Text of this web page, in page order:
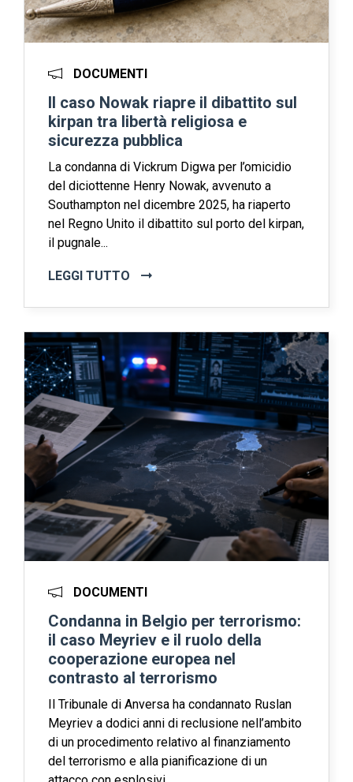
DOCUMENTI
Il caso Nowak riapre il dibattito sul
kirpan tra libertà religiosa e
sicurezza pubblica
La condanna di Vickrum Digwa per l’omicidio
del diciottenne Henry Nowak, avvenuto a
Southampton nel dicembre 2025, ha riaperto
nel Regno Unito il dibattito sul porto del kirpan,
il pugnale...
LEGGI TUTTO
DOCUMENTI
Condanna in Belgio per terrorismo:
il caso Meyriev e il ruolo della
cooperazione europea nel
contrasto al terrorismo
Il Tribunale di Anversa ha condannato Ruslan
Meyriev a dodici anni di reclusione nell’ambito
di un procedimento relativo al finanziamento
del terrorismo e alla pianificazione di un